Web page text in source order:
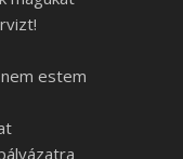
estem